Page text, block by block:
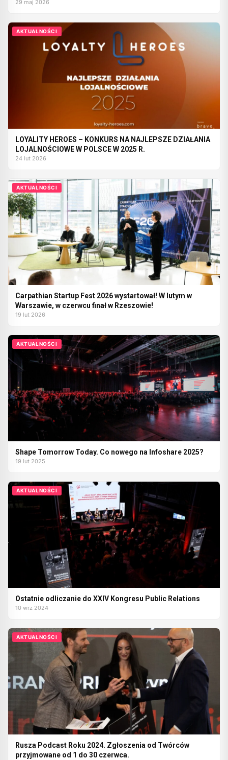
29 maj 2026
AKTUALNOŚCI
LOYALITY HEROES – KONKURS NA NAJLEPSZE DZIAŁANIA
LOJALNOŚCIOWE W POLSCE W 2025 R.
24 lut 2026
AKTUALNOŚCI
Carpathian Startup Fest 2026 wystartował! W lutym w
Warszawie, w czerwcu finał w Rzeszowie!
19 lut 2026
AKTUALNOŚCI
Shape Tomorrow Today. Co nowego na Infoshare 2025?
19 lut 2025
AKTUALNOŚCI
Ostatnie odliczanie do XXIV Kongresu Public Relations
10 wrz 2024
AKTUALNOŚCI
Rusza Podcast Roku 2024. Zgłoszenia od Twórców
przyjmowane od 1 do 30 czerwca.